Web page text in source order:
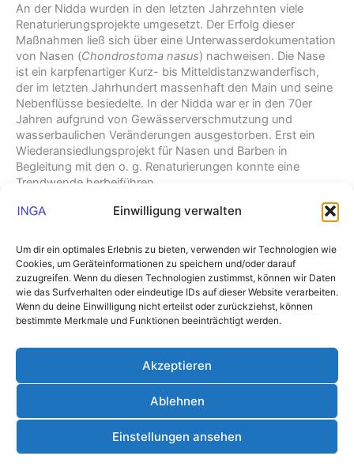
Einwilligung verwalten
Um dir ein optimales Erlebnis zu bieten, verwenden wir Technologien wie
Cookies, um Geräteinformationen zu speichern und/oder darauf
zuzugreifen. Wenn du diesen Technologien zustimmst, können wir Daten
wie das Surfverhalten oder eindeutige IDs auf dieser Website verarbeiten.
Wenn du deine Einwilligung nicht erteilst oder zurückziehst, können
bestimmte Merkmale und Funktionen beeinträchtigt werden.
Akzeptieren
Ablehnen
Einstellungen ansehen
An der Nidda wurden in den letzten Jahrzehnten viele
Renaturierungsprojekte umgesetzt. Der Erfolg dieser
Maßnahmen ließ sich über eine Unterwasserdokumentation
von Nasen (Chondrostoma nasus) nachweisen. Die Nase
ist ein karpfenartiger Kurz- bis Mitteldistanzwanderfisch,
der im letzten Jahrhundert massenhaft den Main und seine
Nebenflüsse besiedelte. In der Nidda war er in den 70er
Jahren aufgrund von Gewässerverschmutzung und
wasserbaulichen Veränderungen ausgestorben. Erst ein
Wiederansiedlungsprojekt für Nasen und Barben in
Begleitung mit den o. g. Renaturierungen konnte eine
Trendwende herbeiführen.
Nasen (Chondrostoma nasus) in der Nidda
Copyright © 2026 Institut für Gewässer- & Auenökologie |